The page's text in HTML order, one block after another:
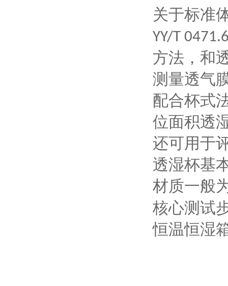
关于标准
YY/T
方法‌，和
测量透气
配合杯式
位面积透
还可用于
透湿杯基
材质一般
核心测试
恒温恒湿